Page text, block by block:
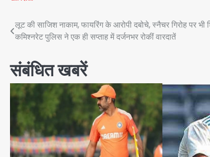
Post
navigation
लूट की साजिश नाकाम, फायरिंग के आरोपी दबोचे, स्नैचर गिरोह पर भी
कमिश्नरेट पुलिस ने एक ही सप्ताह में दर्जनभर रोकीं वारदातें
संबंधित खबरें